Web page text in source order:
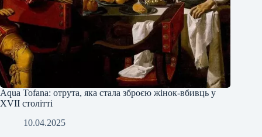
Аqua Tofana: отрута, яка стала зброєю жінок-вбивць у
XVII столітті
10.04.2025